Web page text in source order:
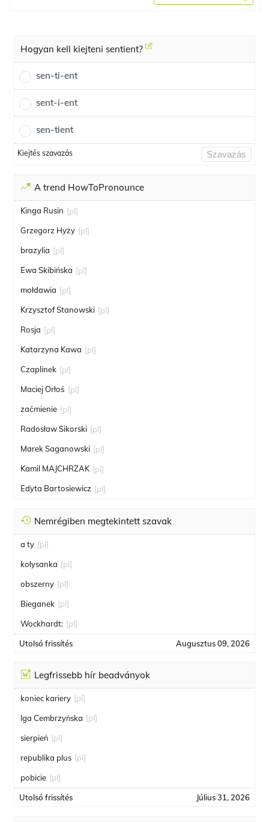
Hogyan kell kiejteni sentient?
sen-ti-ent
sent-i-ent
sen-tient
Kiejtés szavazás Szavazás
A trend HowToPronounce
Kinga Rusin [pl]
Grzegorz Hyży [pl]
brazylia [pl]
Ewa Skibińska [pl]
mołdawia [pl]
Krzysztof Stanowski [pl]
Rosja [pl]
Katarzyna Kawa [pl]
Czaplinek [pl]
Maciej Orłoś [pl]
zaćmienie [pl]
Radosław Sikorski [pl]
Marek Saganowski [pl]
Kamil MAJCHRZAK [pl]
Edyta Bartosiewicz [pl]
Nemrégiben megtekintett szavak
a ty [pl]
kołysanka [pl]
obszerny [pl]
Bieganek [pl]
Wockhardt: [pl]
Utolsó frissítés Augusztus 09, 2026
Legfrissebb hír beadványok
koniec kariery [pl]
Iga Cembrzyńska [pl]
sierpień [pl]
republika plus [pl]
pobicie [pl]
Utolsó frissítés Július 31, 2026